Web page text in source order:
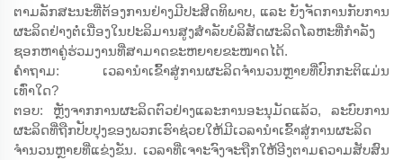
ຕາມລັກສະນະທີ່ຕ້ອງການຢ່າງມີປະສິດທິພາບ, ແລະ ຍັງຈັດການກັບການ
ຜະລິດຢ່າງຕໍ່ເນື່ອງໃນປະລິມານສູງສຳລັບບໍລິສັດຜະລິດໂລຫະທີ່ກຳລັງ
ຊອກຫາຄູ່ຮ່ວມງານທີ່ສາມາດຂະຫຍາຍຂະໜາດໄດ້.
ຄຳຖາມ: ເວລານຳເຂົ້າສູ່ການຜະລິດຈຳນວນຫຼາຍທີ່ປົກກະຕິແມ່ນ
ເທົ່າໃດ?
ຕອບ: ຫຼັງຈາກການຜະລິດຕົວຢ່າງແລະການອະນຸມັດແລ້ວ, ລະບົບການ
ຜະລິດທີ່ຖືກປັບປຸງຂອງພວກເຮົາຊ່ວຍໃຫ້ມີເວລານຳເຂົ້າສູ່ການຜະລິດ
ຈຳນວນຫຼາຍທີ່ແຂ່ງຂັນ. ເວລາທີ່ເຈາະຈົງຈະຖືກໃຫ້ອີງຕາມຄວາມສັບສົນ